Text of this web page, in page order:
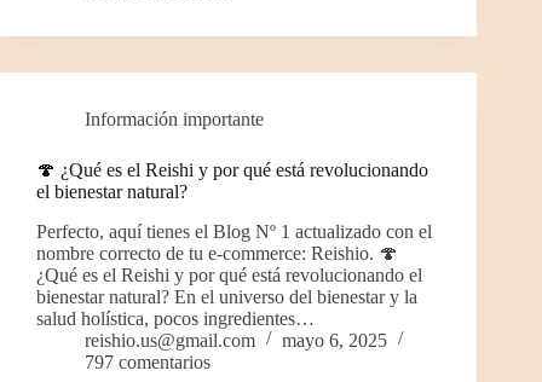
Información importante
🍄 ¿Qué es el Reishi y por qué está revolucionando
el bienestar natural?
Perfecto, aquí tienes el Blog Nº 1 actualizado con el
nombre correcto de tu e-commerce: Reishio. 🍄
¿Qué es el Reishi y por qué está revolucionando el
bienestar natural? En el universo del bienestar y la
salud holística, pocos ingredientes…
reishio.us@gmail.com
mayo 6, 2025
797 comentarios